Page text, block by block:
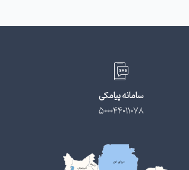
سامانه پیامکی
500044011078